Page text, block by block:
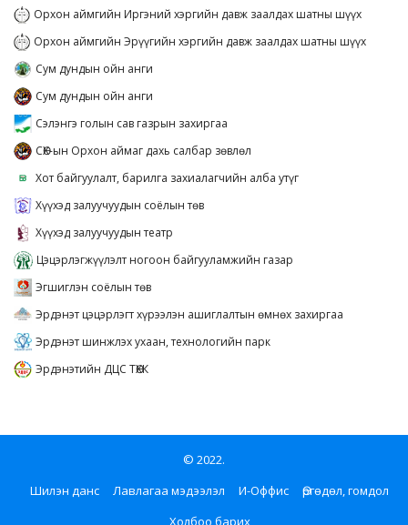
Орхон аймгийн Иргэний хэргийн давж заалдах шатны шүүх
Орхон аймгийн Эрүүгийн хэргийн давж заалдах шатны шүүх
Сум дундын ойн анги
Сум дундын ойн анги
Сэлэнгэ голын сав газрын захиргаа
СӨХ-ын Орхон аймаг дахь салбар зөвлөл
Хот байгуулалт, барилга захиалагчийн алба утүг
Хүүхэд залуучуудын соёлын төв
Хүүхэд залуучуудын театр
Цэцэрлэгжүүлэлт ногоон байгууламжийн газар
Эгшиглэн соёлын төв
Эрдэнэт цэцэрлэгт хүрээлэн ашиглалтын өмнөх захиргаа
Эрдэнэт шинжлэх ухаан, технологийн парк
Эрдэнэтийн ДЦС ТӨХК
© 2022.
Шилэн данс
Лавлагаа мэдээлэл И-Оффис
Өргөдөл, гомдол
Холбоо барих